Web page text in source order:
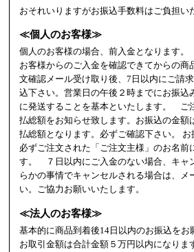
おそれいりますがお振込手数料はご負担い
≪個人のお客様≫
個人のお客様の場合、前入金となります。
お客様からのご入金を確認できてからの商
文確認メール受け取り後、7日以内にご請
込下さい。営業日の午後２時までにお振込
に発送することを基本といたします。 ご
払総額をお知らせ致します。お振込の金額
払総額となります。必ずご確認下さい。 お
必ずご注文された「ご注文主様」のお名前
す。 ７日以内にご入金のない場合、キャ
らかの事情でキャンセルされる場合は、メ
い。ご協力お願いいたします。
≪法人のお客様≫
基本的に商品到着後14日以内のお振込をお
お取引金額は合計金額５万円以内になりま